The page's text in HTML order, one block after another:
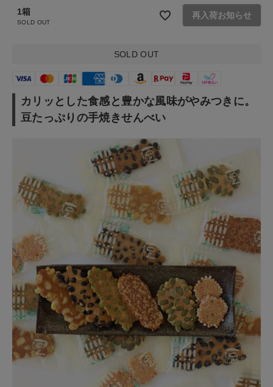
ご利用ガイド
ショップリスト
1箱
SOLD OUT
再入荷お知らせ
SOLD OUT
カリッとした食感と豊かな風味がやみつきに。
豆たっぷりの手焼きせんべい